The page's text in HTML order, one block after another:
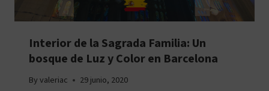
Interior de la Sagrada Familia: Un
bosque de Luz y Color en Barcelona
Byvaleriac 29 junio, 2020